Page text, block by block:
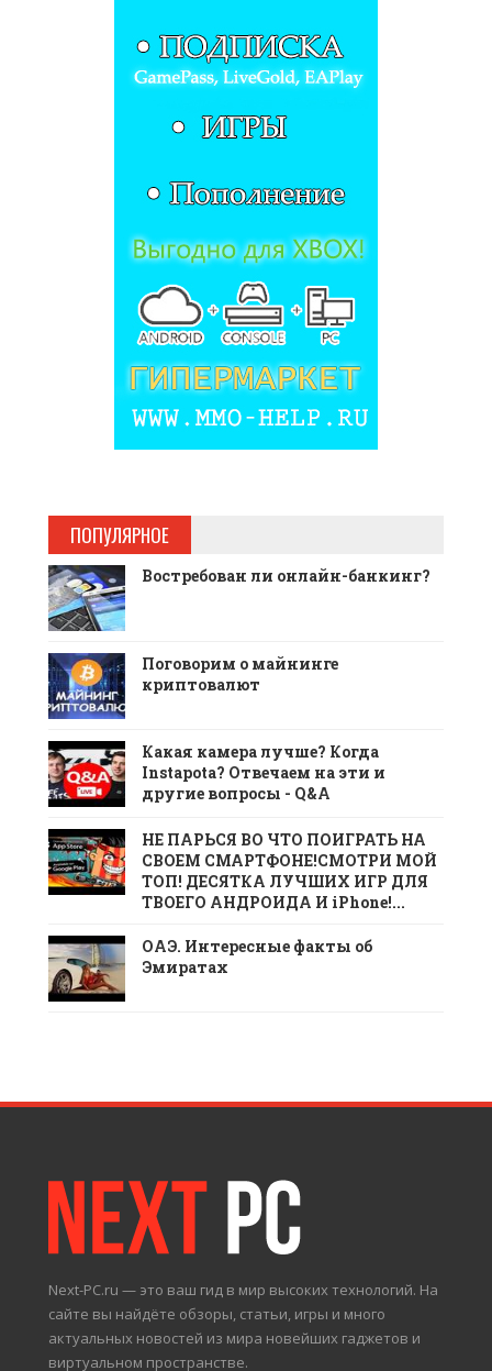
ПОПУЛЯРНОЕ
Востребован ли онлайн-банкинг?
Поговорим о майнинге
криптовалют
Какая камера лучше? Когда
Instapota? Отвечаем на эти и
другие вопросы - Q&A
НЕ ПАРЬСЯ ВО ЧТО ПОИГРАТЬ НА
СВОЕМ СМАРТФОНЕ!СМОТРИ МОЙ
ТОП! ДЕСЯТКА ЛУЧШИХ ИГР ДЛЯ
ТВОЕГО АНДРОИДА И iPhone!...
ОАЭ. Интересные факты об
Эмиратах
Next-PC.ru — это ваш гид в мир высоких технологий. На
сайте вы найдёте обзоры, статьи, игры и много
актуальных новостей из мира новейших гаджетов и
виртуальном пространстве.